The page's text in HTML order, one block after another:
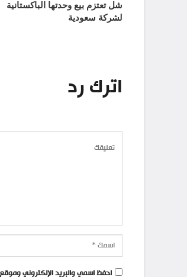
شل تعتزم بيع وحدتها الباكستانية
لشركة سعودية
اترك رد
احفظ اسمي والبريد الإلكتروني